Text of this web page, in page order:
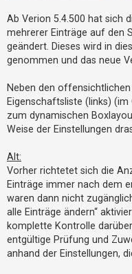
U
b
e
a
n
t
w
o
r
t
e
t
Ab Verion 5.4.500 hat sich
mehrerer Einträge auf den
geändert. Dieses wird in
genommen und das neue
Neben den
Eigenschaftsliste (links)
zum dynamischen
Weise der Einstellungen
Alt:
Vorher richtetet sich die
Einträge immer nach dem
waren dann nicht
alle Einträge ändern“
komplette Kontrolle
entgültige Prüfung und
anhand der Einstellungen,